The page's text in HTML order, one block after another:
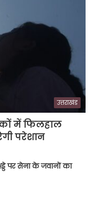
उत्तराखंड
में फिलहाल
परेशान
पर सेना के जवानों का